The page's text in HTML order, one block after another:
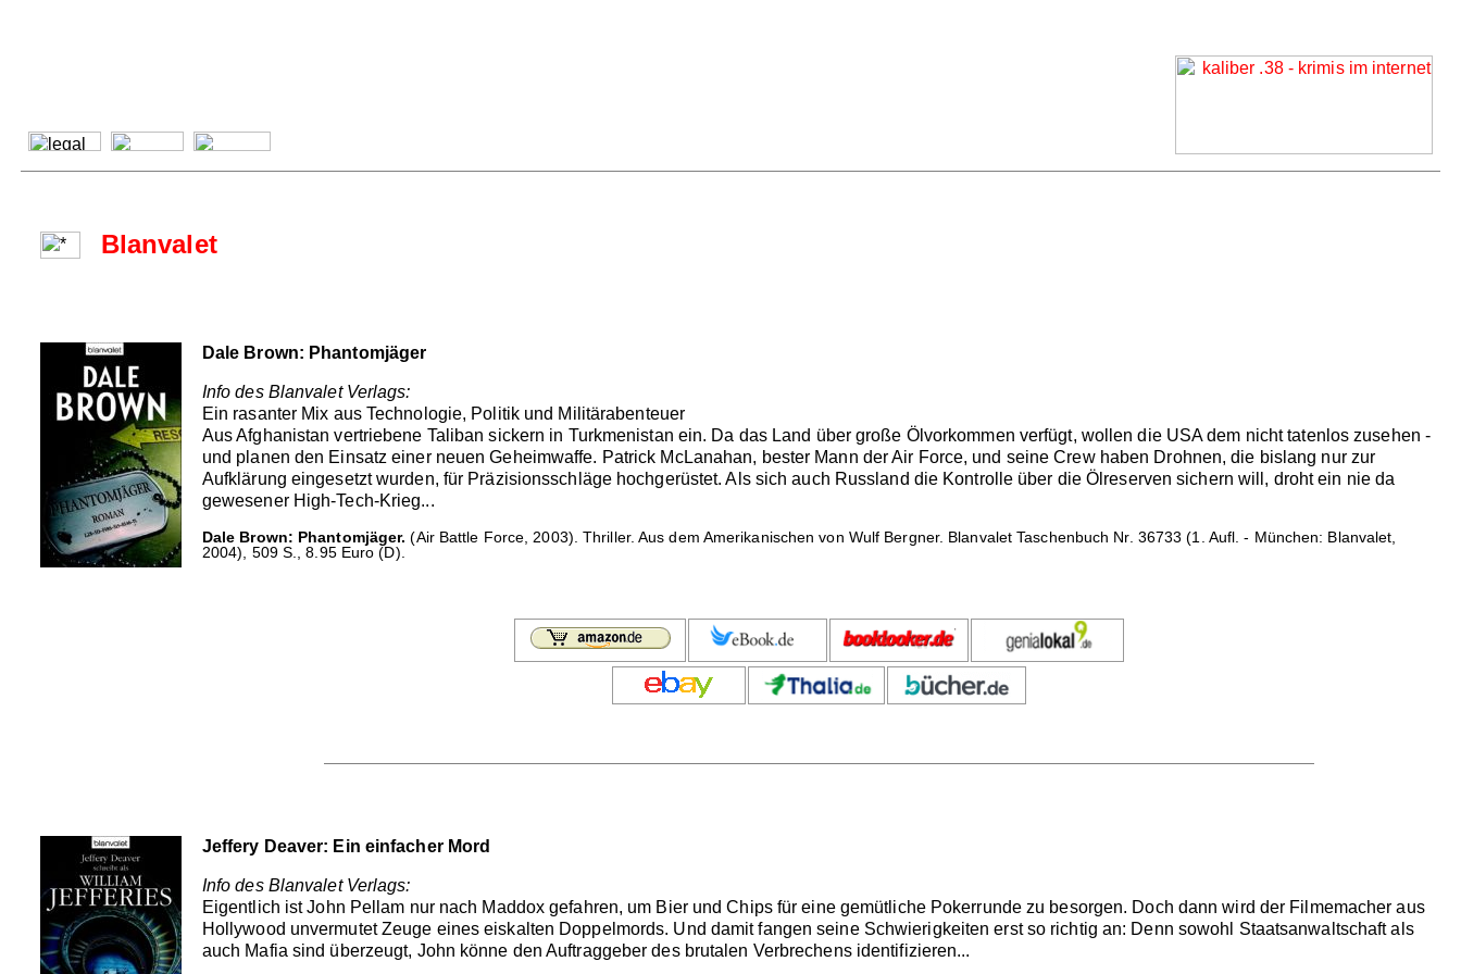
Blanvalet
Dale Brown: Phantomjäger
Info des Blanvalet Verlags:
Ein rasanter Mix aus Technologie, Politik und Militärabenteuer
Aus Afghanistan vertriebene Taliban sickern in Turkmenistan ein. Da das Land über große Ölvorkommen verfügt, wollen die USA dem nicht tatenlos zusehen -
und planen den Einsatz einer neuen Geheimwaffe. Patrick McLanahan, bester Mann der Air Force, und seine Crew haben Drohnen, die bislang nur zur
Aufklärung eingesetzt wurden, für Präzisionsschläge hochgerüstet. Als sich auch Russland die Kontrolle über die Ölreserven sichern will, droht ein nie da
gewesener High-Tech-Krieg...
Dale Brown: Phantomjäger. (Air Battle Force, 2003). Thriller. Aus dem Amerikanischen von Wulf Bergner. Blanvalet Taschenbuch Nr. 36733 (1. Aufl. - München: Blanvalet,
2004), 509 S., 8.95 Euro (D).
Jeffery Deaver: Ein einfacher Mord
Info des Blanvalet Verlags:
Eigentlich ist John Pellam nur nach Maddox gefahren, um Bier und Chips für eine gemütliche Pokerrunde zu besorgen. Doch dann wird der Filmemacher aus
Hollywood unvermutet Zeuge eines eiskalten Doppelmords. Und damit fangen seine Schwierigkeiten erst so richtig an: Denn sowohl Staatsanwaltschaft als
auch Mafia sind überzeugt, John könne den Auftraggeber des brutalen Verbrechens identifizieren...